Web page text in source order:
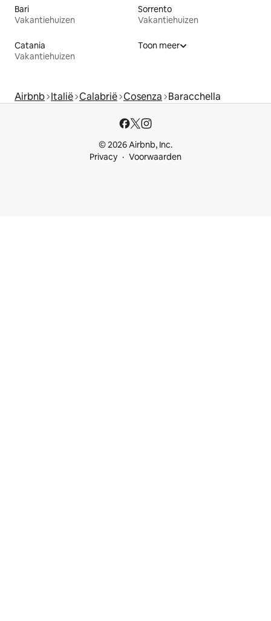
Bari
Vakantiehuizen
Sorrento
Vakantiehuizen
Catania
Vakantiehuizen
Toon meer
Airbnb Italië Calabrië Cosenza Baracchella
© 2026 Airbnb, Inc.
Privacy
Voorwaarden